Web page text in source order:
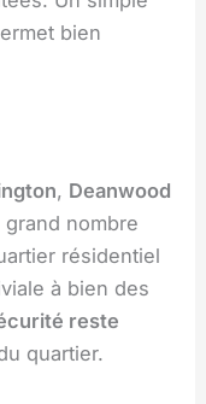
bien
, Deanwood
grand nombre
résidentiel
à bien des
reste
quartier.